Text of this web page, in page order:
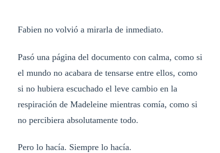
Fabien no volvió a mirarla de inmediato.
Pasó una página del documento con calma, como si
el mundo no acabara de tensarse entre ellos, como
si no hubiera escuchado el leve cambio en la
respiración de Madeleine mientras comía, como si
no percibiera absolutamente todo.
Pero lo hacía. Siempre lo hacía.